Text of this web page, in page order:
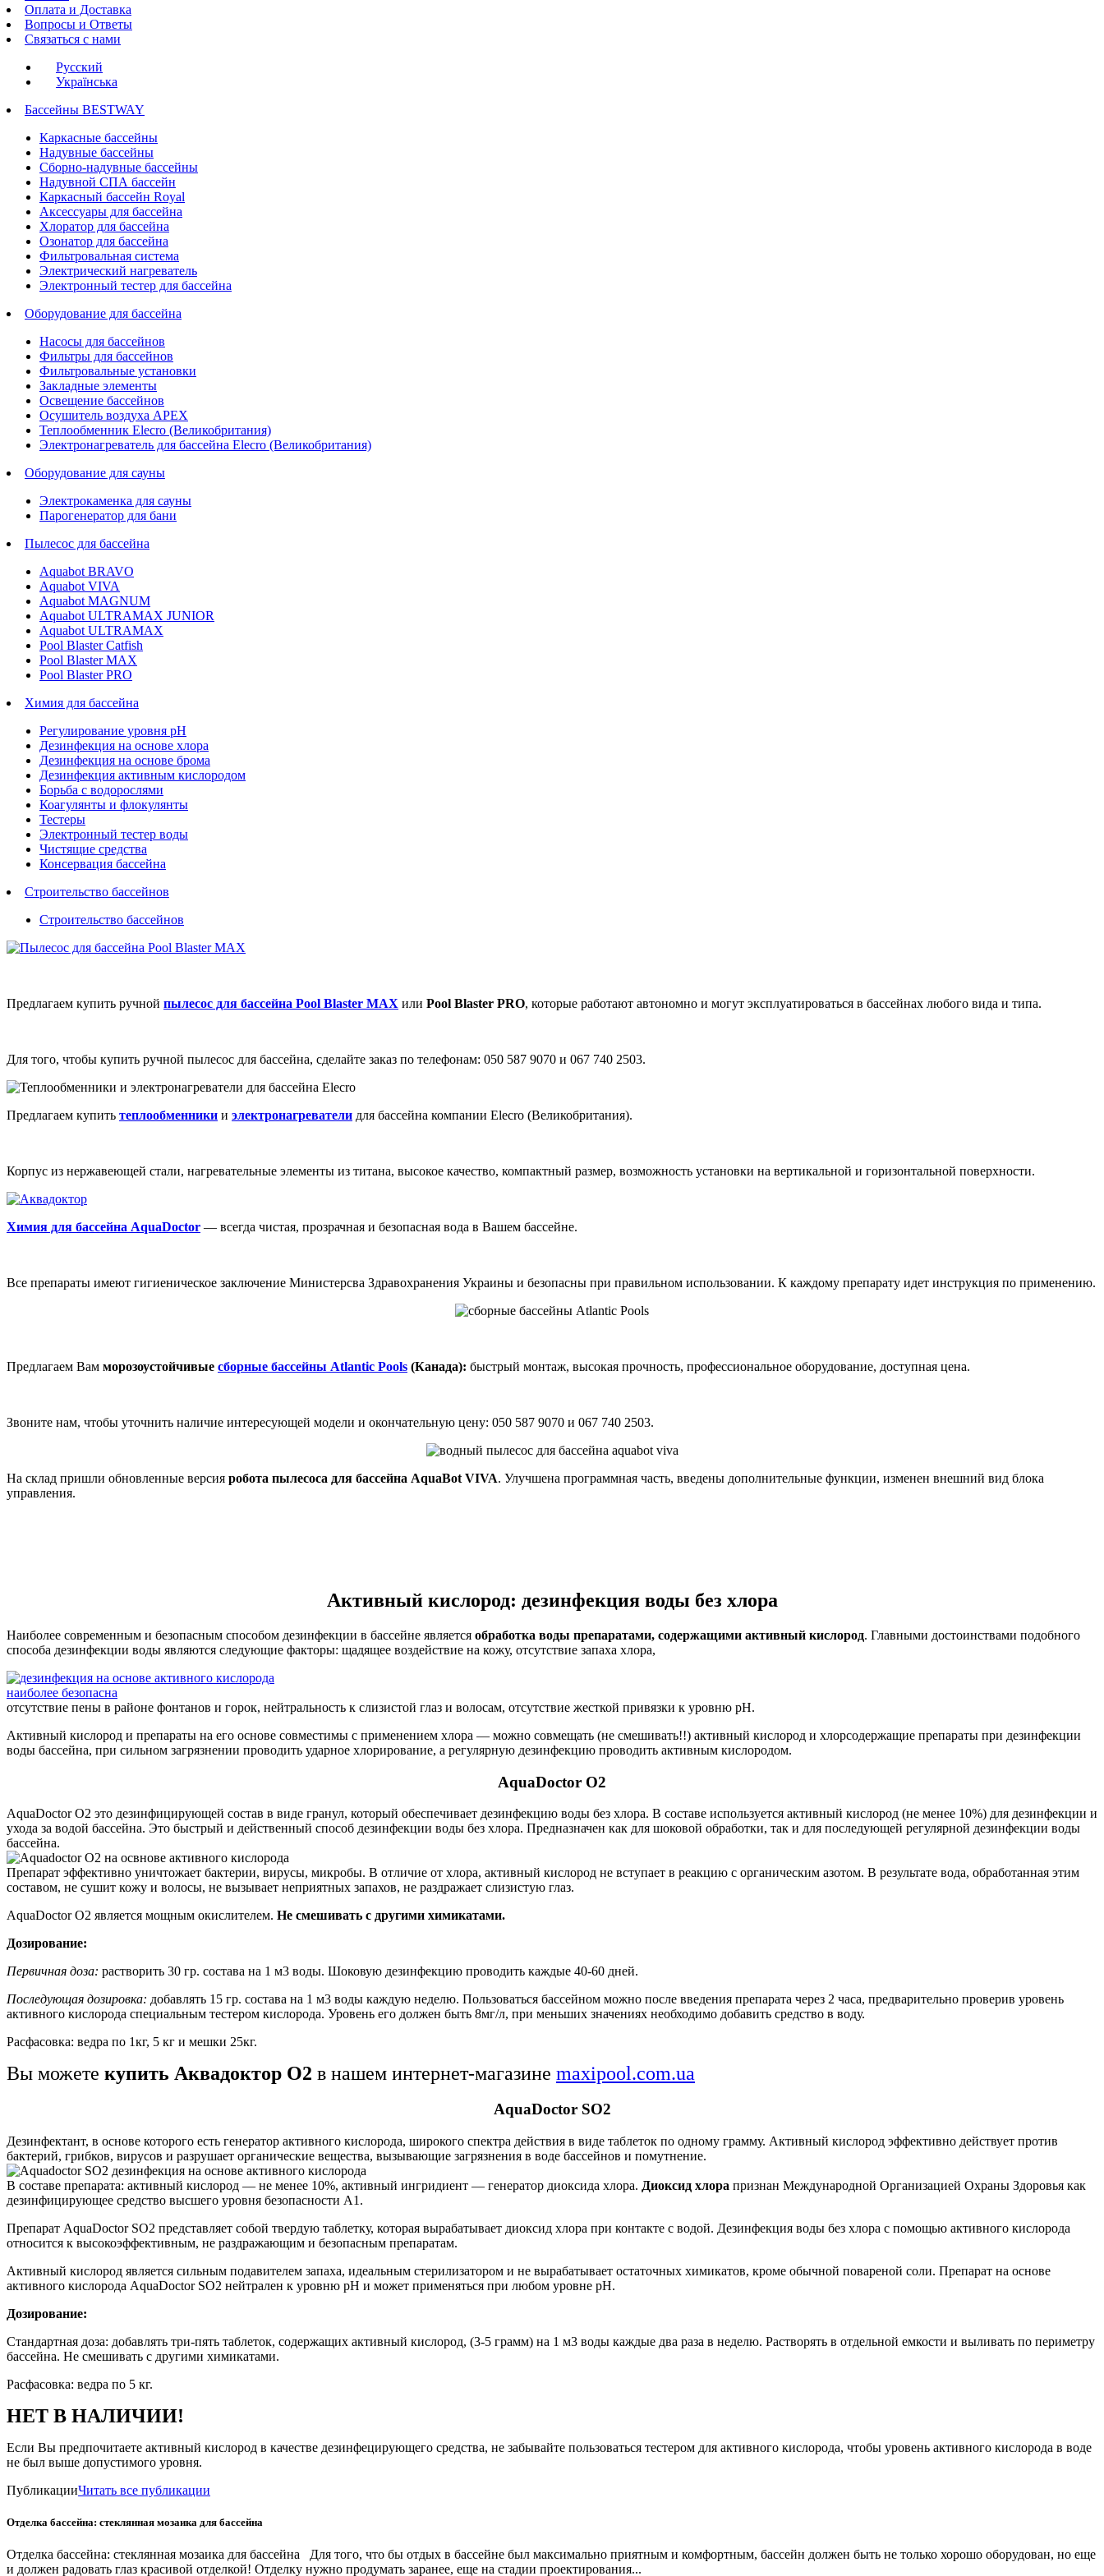
Оплата и Доставка
Вопросы и Ответы
Связаться с нами
Русский
Українська
Бассейны BESTWAY
Каркасные бассейны
Надувные бассейны
Сборно-надувные бассейны
Надувной СПА бассейн
Каркасный бассейн Royal
Аксессуары для бассейна
Хлоратор для бассейна
Озонатор для бассейна
Фильтровальная система
Электрический нагреватель
Электронный тестер для бассейна
Оборудование для бассейна
Насосы для бассейнов
Фильтры для бассейнов
Фильтровальные установки
Закладные элементы
Освещение бассейнов
Осушитель воздуха APEX
Теплообменник Elecro (Великобритания)
Электронагреватель для бассейна Elecro (Великобритания)
Оборудование для сауны
Электрокаменка для сауны
Парогенератор для бани
Пылесос для бассейна
Aquabot BRAVO
Aquabot VIVA
Aquabot MAGNUM
Aquabot ULTRAMAX JUNIOR
Aquabot ULTRAMAX
Pool Blaster Catfish
Pool Blaster MAX
Pool Blaster PRO
Химия для бассейна
Регулирование уровня pH
Дезинфекция на основе хлора
Дезинфекция на основе брома
Дезинфекция активным кислородом
Борьба с водорослями
Коагулянты и флокулянты
Тестеры
Электронный тестер воды
Чистящие средства
Консервация бассейна
Строительство бассейнов
Строительство бассейнов
Предлагаем купить ручной пылесос для бассейна Pool Blaster MAX или Pool Blaster PRO, которые работают автономно и могут эксплуатироваться в бассейнах любого вида и типа.
Для того, чтобы купить ручной пылесос для бассейна, сделайте заказ по телефонам: 050 587 9070 и 067 740 2503.
Предлагаем купить теплообменники и электронагреватели для бассейна компании Elecro (Великобритания).
Корпус из нержавеющей стали, нагревательные элементы из титана, высокое качество, компактный размер, возможность установки на вертикальной и горизонтальной поверхности.
Химия для бассейна AquaDoctor — всегда чистая, прозрачная и безопасная вода в Вашем бассейне.
Все препараты имеют гигиеническое заключение Министерсва Здравохранения Украины и безопасны при правильном использовании. К каждому препарату идет инструкция по применению.
Предлагаем Вам морозоустойчивые сборные бассейны Atlantic Pools (Канада): быстрый монтаж, высокая прочность, профессиональное оборудование, доступная цена.
Звоните нам, чтобы уточнить наличие интересующей модели и окончательную цену: 050 587 9070 и 067 740 2503.
На склад пришли обновленные версия робота пылесоса для бассейна AquaBot VIVA. Улучшена программная часть, введены дополнительные функции, изменен внешний вид блока
управления.
Активный кислород: дезинфекция воды без хлора
Наиболее современным и безопасным способом дезинфекции в бассейне является обработка воды препаратами, содержащими активный кислород. Главными достоинствами подобного
способа дезинфекции воды являются следующие факторы: щадящее воздействие на кожу, отсутствие запаха хлора,
отсутствие пены в районе фонтанов и горок, нейтральность к слизистой глаз и волосам, отсутствие жесткой привязки к уровню pH.
Активный кислород и препараты на его основе совместимы с применением хлора — можно совмещать (не смешивать!!) активный кислород и хлорсодержащие препараты при дезинфекции
воды бассейна, при сильном загрязнении проводить ударное хлорирование, а регулярную дезинфекцию проводить активным кислородом.
AquaDoctor O2
AquaDoctor O2 это дезинфицирующей состав в виде гранул, который обеспечивает дезинфекцию воды без хлора. В составе используется активный кислород (не менее 10%) для дезинфекции и
ухода за водой бассейна. Это быстрый и действенный способ дезинфекции воды без хлора. Предназначен как для шоковой обработки, так и для последующей регулярной дезинфекции воды
бассейна.
Препарат эффективно уничтожает бактерии, вирусы, микробы. В отличие от хлора, активный кислород не вступает в реакцию с органическим азотом. В результате вода, обработанная этим
составом, не сушит кожу и волосы, не вызывает неприятных запахов, не раздражает слизистую глаз.
AquaDoctor O2 является мощным окислителем. Не смешивать с другими химикатами.
Дозирование:
Первичная доза: растворить 30 гр. состава на 1 м3 воды. Шоковую дезинфекцию проводить каждые 40-60 дней.
Последующая дозировка: добавлять 15 гр. состава на 1 м3 воды каждую неделю. Пользоваться бассейном можно после введения препарата через 2 часа, предварительно проверив уровень
активного кислорода специальным тестером кислорода. Уровень его должен быть 8мг/л, при меньших значениях необходимо добавить средство в воду.
Расфасовка: ведра по 1кг, 5 кг и мешки 25кг.
Вы можете купить Аквадоктор О2 в нашем интернет-магазине maxipool.com.ua
AquaDoctor SO2
Дезинфектант, в основе которого есть генератор активного кислорода, широкого спектра действия в виде таблеток по одному грамму. Активный кислород эффективно действует против
бактерий, грибков, вирусов и разрушает органические вещества, вызывающие загрязнения в воде бассейнов и помутнение.
В составе препарата: активный кислород — не менее 10%, активный ингридиент — генератор диоксида хлора. Диоксид хлора признан Международной Организацией Охраны Здоровья как
дезинфицирующее средство высшего уровня безопасности А1.
Препарат AquaDoctor SO2 представляет собой твердую таблетку, которая вырабатывает диоксид хлора при контакте с водой. Дезинфекция воды без хлора с помощью активного кислорода
относится к высокоэффективным, не раздражающим и безопасным препаратам.
Активный кислород является сильным подавителем запаха, идеальным стерилизатором и не вырабатывает остаточных химикатов, кроме обычной повареной соли. Препарат на основе
активного кислорода AquaDoctor SO2 нейтрален к уровню pH и может применяться при любом уровне рН.
Дозирование:
Стандартная доза: добавлять три-пять таблеток, содержащих активный кислород, (3-5 грамм) на 1 м3 воды каждые два раза в неделю. Растворять в отдельной емкости и выливать по периметру
бассейна. Не смешивать с другими химикатами.
Расфасовка: ведра по 5 кг.
НЕТ В НАЛИЧИИ!
Если Вы предпочитаете активный кислород в качестве дезинфецирующего средства, не забывайте пользоваться тестером для активного кислорода, чтобы уровень активного кислорода в воде
не был выше допустимого уровня.
ПубликацииЧитать все публикации
Отделка бассейна: стеклянная мозаика для бассейна
Отделка бассейна: стеклянная мозаика для бассейна Для того, что бы отдых в бассейне был максимально приятным и комфортным, бассейн должен быть не только хорошо оборудован, но еще
и должен радовать глаз красивой отделкой! Отделку нужно продумать заранее, еще на стадии проектирования...